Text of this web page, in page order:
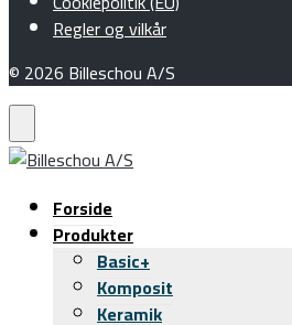
Regler og vilkår
© 2026 Billeschou A/S
Forside
Produkter
Basic+
Komposit
Keramik